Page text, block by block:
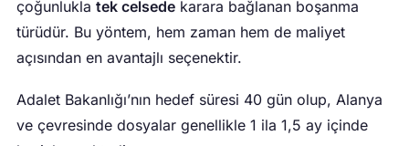
çoğunlukla tek celsede karara bağlanan boşanma
türüdür. Bu yöntem, hem zaman hem de maliyet
açısından en avantajlı seçenektir.
Adalet Bakanlığı’nın hedef süresi 40 gün olup, Alanya
ve çevresinde dosyalar genellikle 1 ila 1,5 ay içinde